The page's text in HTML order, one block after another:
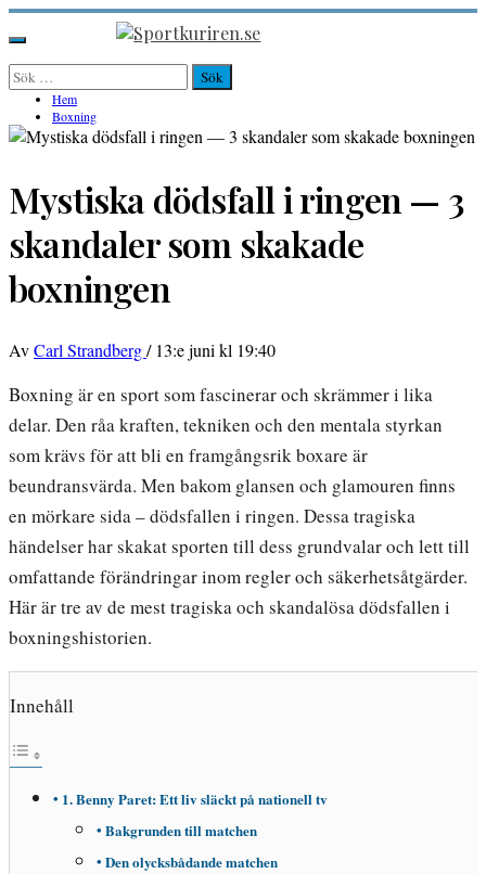
Hoppa
till
innehåll
Sportkuriren.se
Primär
meny
Sök
efter: Hem
Boxning
Mystiska dödsfall i ringen — 3
skandaler som skakade
boxningen
AvCarl Strandberg/ 13:e juni kl 19:40
Boxning är en sport som fascinerar och skrämmer i lika
delar. Den råa kraften, tekniken och den mentala styrkan
som krävs för att bli en framgångsrik boxare är
beundransvärda. Men bakom glansen och glamouren finns
en mörkare sida – dödsfallen i ringen. Dessa tragiska
händelser har skakat sporten till dess grundvalar och lett till
omfattande förändringar inom regler och säkerhetsåtgärder.
Här är tre av de mest tragiska och skandalösa dödsfallen i
boxningshistorien.
Innehåll
1. Benny Paret: Ett liv släckt på nationell tv
Bakgrunden till matchen
Den olycksbådande matchen